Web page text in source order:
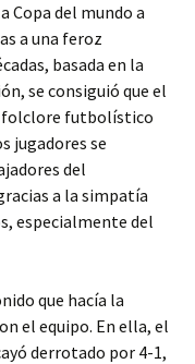
Copa del mundo a
a una feroz
basada en la
se consiguió que el
folclore futbolístico
jugadores se
del
a la simpatía
especialmente del
que hacía la
el equipo. En ella, el
derrotado por 4-1,